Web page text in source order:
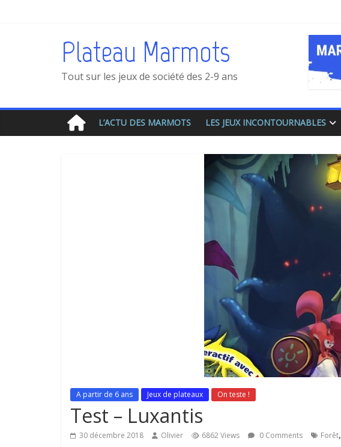
Plateau Marmots
Tout sur les jeux de société des 2-9 ans
L’ACTU DES MARMOTS LES JEUX INCONTOURNABLES
A partir de 6 ans Jeux de plateaux On teste !
Test – Luxantis
30 décembre 2018 Olivier 6862 Views 0 Comments Forêt,